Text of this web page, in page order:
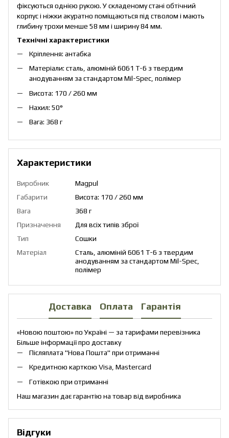
фіксуються однією рукою. У складеному стані обтічний
корпус і ніжки акуратно поміщаються під стволом і мають
глибину трохи менше 58 мм і ширину 84 мм.
Технічні характеристики
Кріплення: антабка
Матеріали: сталь, алюміній 6061 T-6 з твердим
анодуванням за стандартом Mil-Spec, полімер
Висота: 170 / 260 мм
Нахил: 50°
Вага: 368 г
Характеристики
Виробник
Magpul
Габарити
Висота: 170 / 260 мм
Вага
368 г
Призначення
Для всіх типів зброї
Тип
Сошки
Матеріал
Сталь, алюміній 6061 T-6 з твердим
анодуванням за стандартом Mil-Spec,
полімер
Доставка Оплата Гарантія
«Новою поштою» по Україні — за тарифами перевізника
Більше інформації про доставку
Післяплата "Нова Пошта" при отриманні
Кредитною карткою Visa, Mastercard
Готівкою при отриманні
Наш магазин дає гарантію на товар від виробника
Відгуки